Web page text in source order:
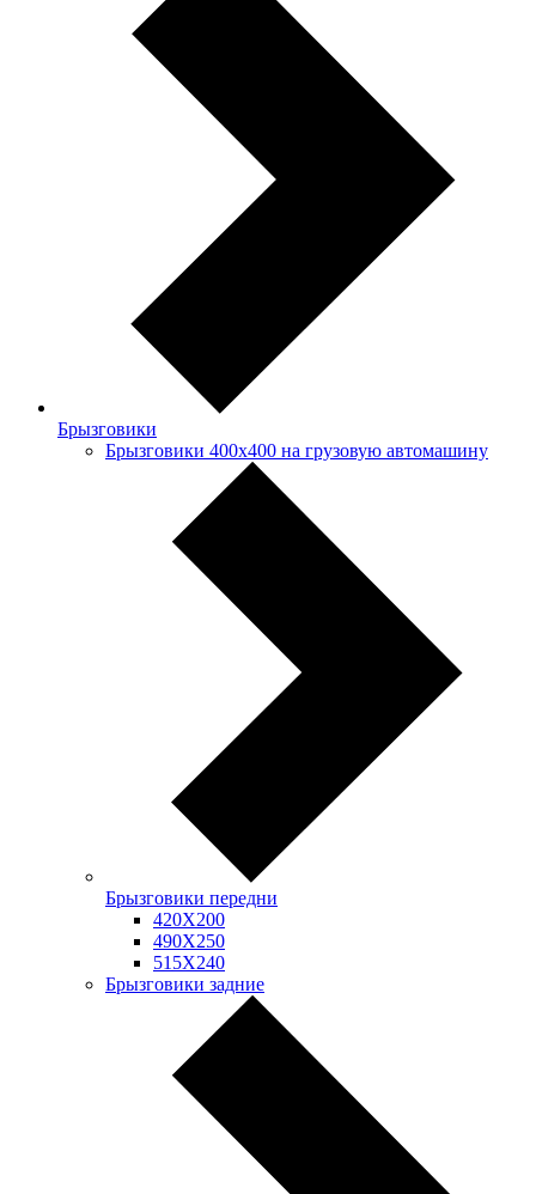
Брызговики
Брызговики 400х400 на грузовую автомашину
Брызговики передни
420Х200
490Х250
515Х240
Брызговики задние